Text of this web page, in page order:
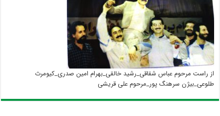
از راست مرحوم عباس شقاقی_رشید خالقی_بهرام امین صدری_کیومرث
طلوعی_بیژن سرهنگ پور_مرحوم علی قریشی